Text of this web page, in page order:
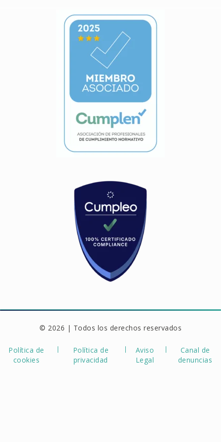
© 2026 | Todos los derechos reservados
Política de
cookies
Política de
privacidad
Aviso
Legal
Canal de
denuncias